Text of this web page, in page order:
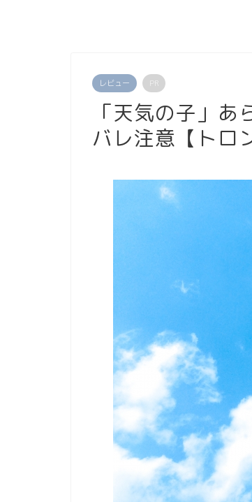
レビュー PR
「天気の子」
バレ注意【トロ